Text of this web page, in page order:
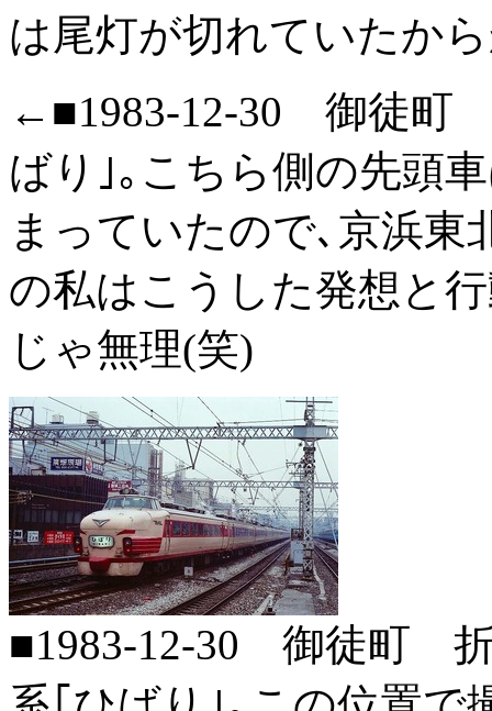
は尾灯が切れていたか
←■1983-12-30 御徒町
ばり｣｡こちら側の先頭
まっていたので､京浜東
の私はこうした発想と
じゃ無理(笑)
■1983-12-30 御徒町 折